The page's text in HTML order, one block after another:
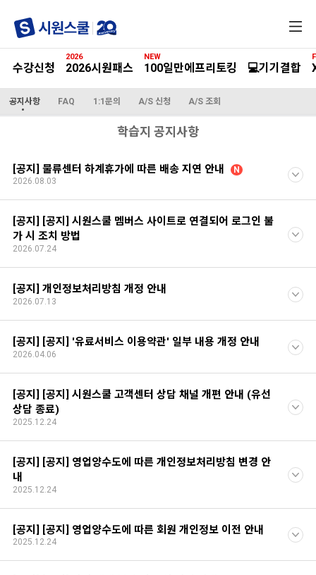
메
수강신청 2026시원패스
2026
100일만에프리토킹
NEW
💻기기결합
공지사항 FAQ 1:1문의 A/S 신청 A/S 조회
학습지 공지사항
[공지] 물류센터 하계휴가에 따른 배송 지연 안내
N
2026.08.03
[공지] [공지] 시원스쿨 멤버스 사이트로 연결되어 로그인 불
가 시 조치 방법
2026.07.24
[공지] 개인정보처리방침 개정 안내
2026.07.13
[공지] [공지] '유료서비스 이용약관' 일부 내용 개정 안내
2026.04.06
[공지] [공지] 시원스쿨 고객센터 상담 채널 개편 안내 (유선
상담 종료)
2025.12.24
[공지] [공지] 영업양수도에 따른 개인정보처리방침 변경 안
내
2025.12.24
[공지] [공지] 영업양수도에 따른 회원 개인정보 이전 안내
2025.12.24